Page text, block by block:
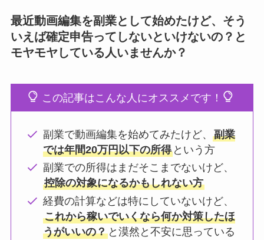
最近動画編集を副業として始めたけど、そう
いえば確定申告ってしないといけないの？と
モヤモヤしている人いませんか？
この記事はこんな人にオススメです！
副業で動画編集を始めてみたけど、 副業
では年間20万円以下の所得という方
副業での所得はまだそこまでないけど、
控除の対象になるかもしれない方
経費の計算などは特にしていないけど、
これから稼いでいくなら何か対策したほ
うがいいの？と漠然と不安に思っている